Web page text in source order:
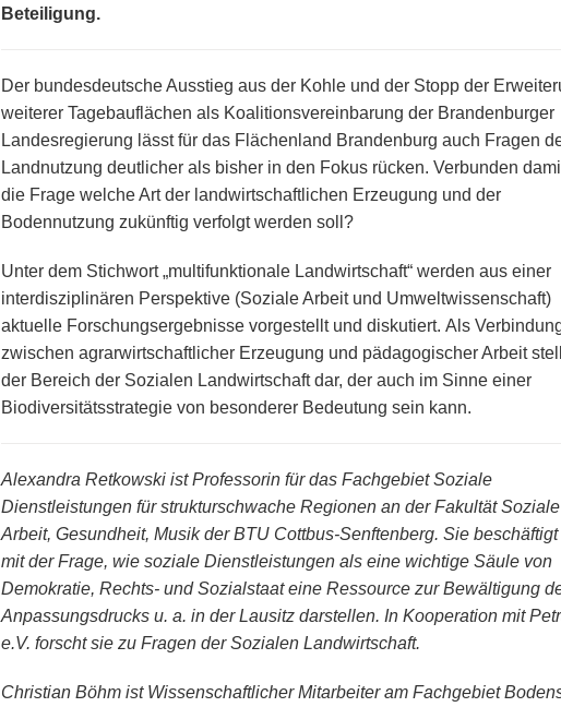
Beteiligung.
Der bundesdeutsche Ausstieg aus der Kohle und der Stopp der
weiterer Tagebauflächen als Koalitionsvereinbarung der Brandenburger
Landesregierung lässt für das Flächenland Brandenburg auch Fragen
Landnutzung deutlicher als bisher in den Fokus rücken. Verbunden
die Frage welche Art der landwirtschaftlichen Erzeugung und der
Bodennutzung zukünftig verfolgt werden soll?
Unter dem Stichwort „multifunktionale Landwirtschaft“ werden aus einer
interdisziplinären Perspektive (Soziale Arbeit und Umweltwissenschaft)
aktuelle Forschungsergebnisse vorgestellt und diskutiert. Als
zwischen agrarwirtschaftlicher Erzeugung und pädagogischer Arbeit
der Bereich der Sozialen Landwirtschaft dar, der auch im Sinne einer
Biodiversitätsstrategie von besonderer Bedeutung sein kann.
Alexandra Retkowski ist Professorin für das Fachgebiet Soziale
Dienstleistungen für strukturschwache Regionen an der Fakultät Soziale
Arbeit, Gesundheit, Musik der BTU Cottbus-Senftenberg. Sie
mit der Frage, wie soziale Dienstleistungen als eine wichtige Säule von
Demokratie, Rechts- und Sozialstaat eine Ressource zur Bewältigung
Anpassungsdrucks u. a. in der Lausitz darstellen. In Kooperation mit
e.V. forscht sie zu Fragen der Sozialen Landwirtschaft.
Christian Böhm ist Wissenschaftlicher Mitarbeiter am Fachgebiet